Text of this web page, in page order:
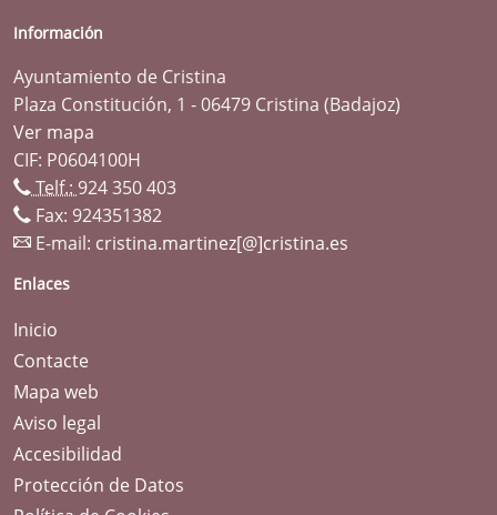
Información
Ayuntamiento de Cristina
Plaza Constitución, 1 - 06479 Cristina (Badajoz)
Ver mapa
CIF: P0604100H
Telf.: 924 350 403
Fax: 924351382
E-mail: cristina.martinez[@]cristina.es
Enlaces
Inicio
Contacte
Mapa web
Aviso legal
Accesibilidad
Protección de Datos